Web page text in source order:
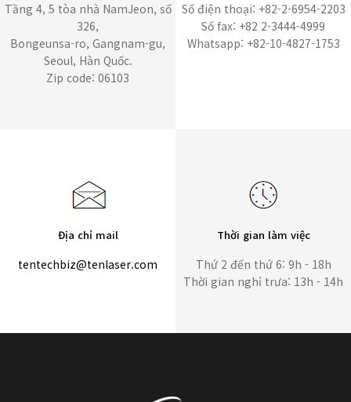
Tầng 4, 5 tòa nhà NamJeon, số
326,
Bongeunsa-ro, Gangnam-gu,
Seoul, Hàn Quốc.
Zip code: 06103
Số điện thoại: +82-2-6954-2203
Số fax: +82 2-3444-4999
Whatsapp: +82-10-4827-1753
Địa chỉ mail
tentechbiz@tenlaser.com
Thời gian làm việc
Thứ 2 đến thứ 6: 9h - 18h
Thời gian nghỉ trưa: 13h - 14h